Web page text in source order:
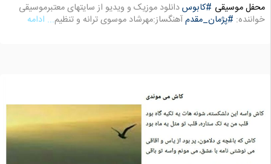
محفل موسیقی #کابوسدانلود موزیک و ویدیو از سایتهای معتبرموسیقی
خواننده: #پژمان_مقدمآهنگساز:مهرشاد موسوی ترانه و تنظیم... ادامه